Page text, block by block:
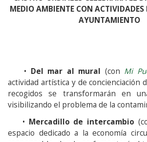
MEDIO AMBIENTE CON
AYUNTAMIENTO
• Del mar al mural (con Mi
actividad artística y de concienciación
recogidos se transformarán en
visibilizando el problema de la
• Mercadillo de intercambio
espacio dedicado a la economía